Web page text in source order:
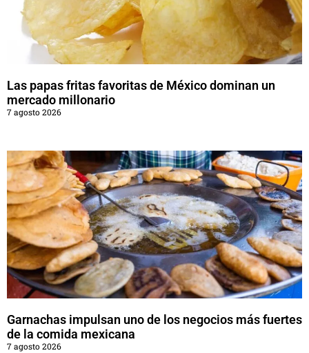
Las papas fritas favoritas de México dominan un
mercado millonario
7 agosto 2026
Garnachas impulsan uno de los negocios más fuertes
de la comida mexicana
7 agosto 2026